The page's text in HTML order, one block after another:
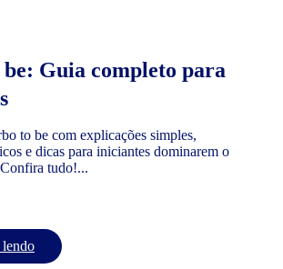
Guia completo para
to be com explicações simples,
e dicas para iniciantes dominarem o
tudo!...